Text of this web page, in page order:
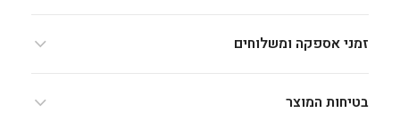
זמני אספקה ומשלוחים
בטיחות המוצר